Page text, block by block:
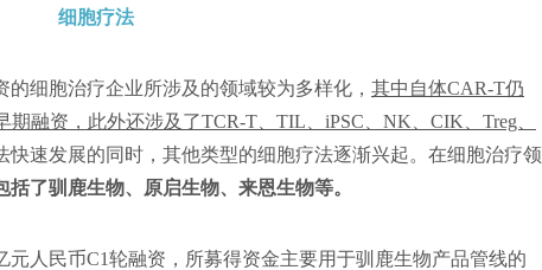
细胞疗法
细胞治疗企业所涉及的领域较为多样化， 其中自体CAR-T仍
融资，此外还涉及了TCR-T、TIL、iPSC、NK、CIK、Treg、
快速发展的同时，其他类型的细胞疗法逐渐兴起。在细胞治疗领
括了驯鹿生物、原启生物、来恩生物等。
元人民币C1轮融资，所募得资金主要用于驯鹿生物产品管线的